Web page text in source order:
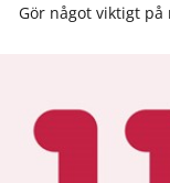
Gör något viktigt på